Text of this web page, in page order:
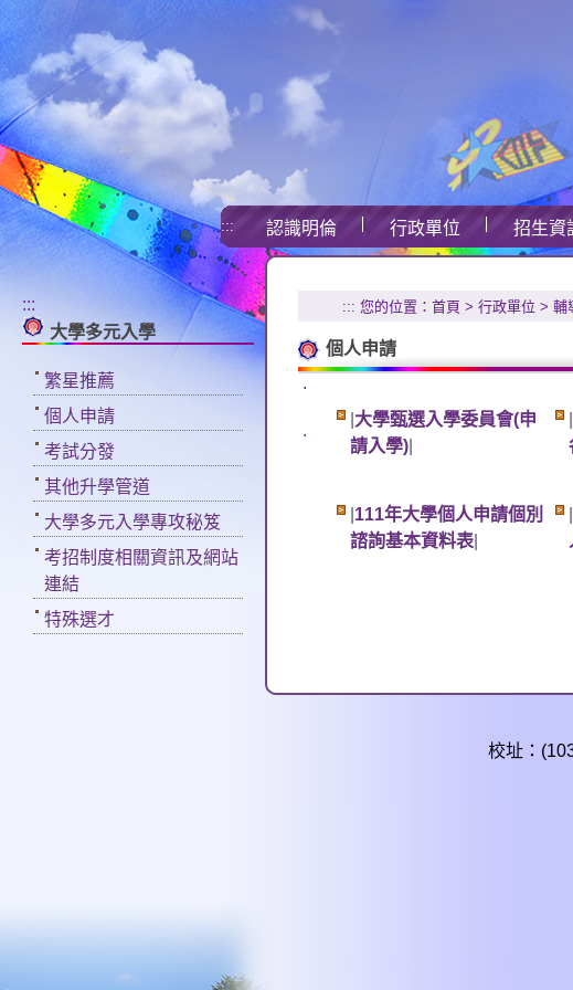
::: 認識明倫 行政單位 招生資
:::
大學多元入學
繁星推薦
個人申請
考試分發
其他升學管道
大學多元入學專攻秘笈
考招制度相關資訊及網站
連結
特殊選才
::: 您的位置： 首頁 > 行政單位 > 輔
個人申請
.
.
大學甄選入學委員會(申
請入學)
111年大學個人申請個別
諮詢基本資料表
校址：